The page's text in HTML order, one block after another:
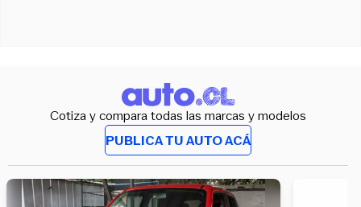
Cotiza y compara todas las marcas y modelos
PUBLICA TU AUTO ACÁ